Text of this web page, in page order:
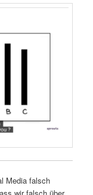
Media falsch
wir falsch über